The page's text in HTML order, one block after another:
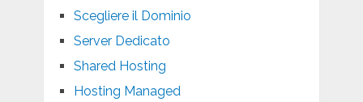
Scegliere il Dominio
Server Dedicato
Shared Hosting
Hosting Managed